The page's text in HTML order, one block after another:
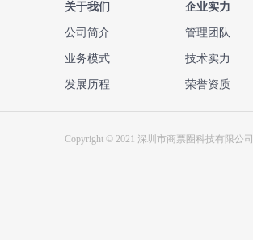
关于我们
公司简介
业务模式
发展历程
企业实力
管理团队
技术实力
荣誉资质
Copyright © 2021 深圳市商票圈科技有限公司